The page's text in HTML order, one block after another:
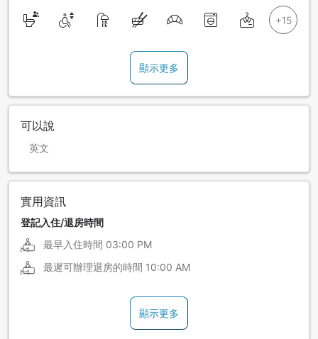
顯示更多
可以說
英文
實用資訊
登記入住/退房時間
最早入住時間 03:00 PM
最遲可辦理退房的時間 10:00 AM
顯示更多